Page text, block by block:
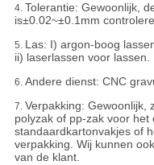
4. Tolerantie: Gewoonlijk,
is±0.02~±0.1mm
5. Las: I) argon-boog
ii) laserlassen voor lassen.
6. Andere dienst: CNC
7. Verpakking: Gewoonlijk,
polyzak of pp-zak voor
standaardkartonvakjes of
verpakking. Wij kunnen
van de klant.